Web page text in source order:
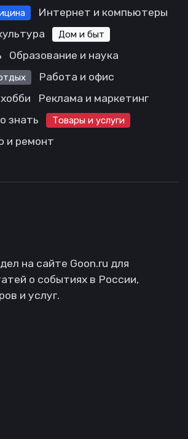
Интернет и компьютеры
Дом и быт
Образование и наука
Работа и офис
Реклама и маркетинг
знать Товары и услуги
и ремонт
на сайте Goon.ru для
о событиях в России,
и услуг.